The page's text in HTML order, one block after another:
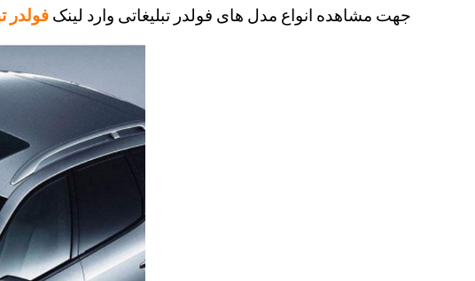
جهت مشاهده انواع مدل های فولدر تبلیغاتی وارد لینک فولدر